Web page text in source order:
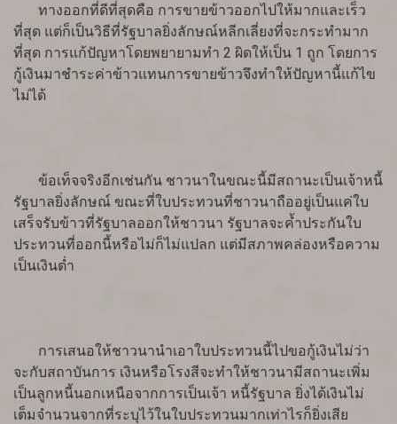
ทางออกที่ดีที่สุดคือ การขายข้าวออกไปให้มากและเร็ว
ที่สุด แต่ก็เป็นวิธีที่รัฐบาลยิ่งลักษณ์หลีกเลี่ยงที่จะกระทำมาก
ที่สุด การแก้ปัญหาโดยพยายามทำ 2 ผิดให้เป็น 1 ถูก โดยการ
กู้เงินมาชำระค่าข้าวแทนการขายข้าวจึงทำให้ปัญหานี้แก้ไข
ไม่ได้
ข้อเท็จจริงอีกเช่นกัน ชาวนาในขณะนี้มีสถานะเป็นเจ้าหนี้
รัฐบาลยิ่งลักษณ์ ขณะที่ใบประทวนที่ชาวนาถืออยู่เป็นแค่ใบ
เสร็จรับข้าวที่รัฐบาลออกให้ชาวนา รัฐบาลจะค้ำประกันใบ
ประทวนที่ออกนี้หรือไม่ก็ไม่แปลก แต่มีสภาพคล่องหรือความ
เป็นเงินต่ำ
การเสนอให้ชาวนานำเอาใบประทวนนี้ไปขอกู้เงินไม่ว่า
จะกับสถาบันการ เงินหรือโรงสีจะทำให้ชาวนามีสถานะเพิ่ม
เป็นลูกหนี้นอกเหนือจากการเป็นเจ้า หนี้รัฐบาล ยิ่งได้เงินไม่
เต็มจำนวนจากที่ระบุไว้ในใบประทวนมากเท่าไรก็ยิ่งเสีย